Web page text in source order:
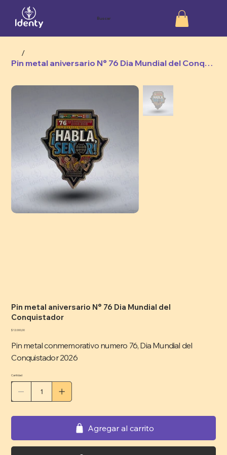
Buscar
/
Pin metal aniversario N° 76 Dia Mundial del Conquistador
Pin metal aniversario N° 76 Dia Mundial del
Conquistador
Precio
$ 12.000,00
Pin metal conmemorativo numero 76, Dia Mundial del
Conquistador 2026
Cantidad
Agregar al carrito